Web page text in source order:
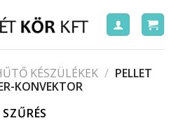
KÉSZÜLÉKEK / PELLET
KONVEKTOR
SZŰRÉS